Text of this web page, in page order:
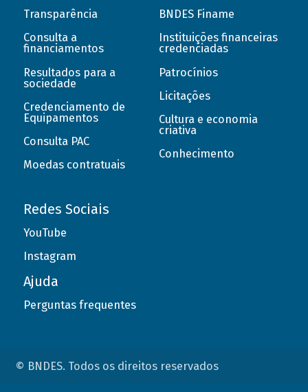
Transparência
Consulta a
financiamentos
Resultados para a
sociedade
Credenciamento de
Equipamentos
Consulta PAC
Moedas contratuais
BNDES Finame
Instituições financeiras
credenciadas
Patrocínios
Licitações
Cultura e economia
criativa
Conhecimento
Redes Sociais
YouTube
Instagram
Ajuda
Perguntas frequentes
© BNDES. Todos os direitos reservados